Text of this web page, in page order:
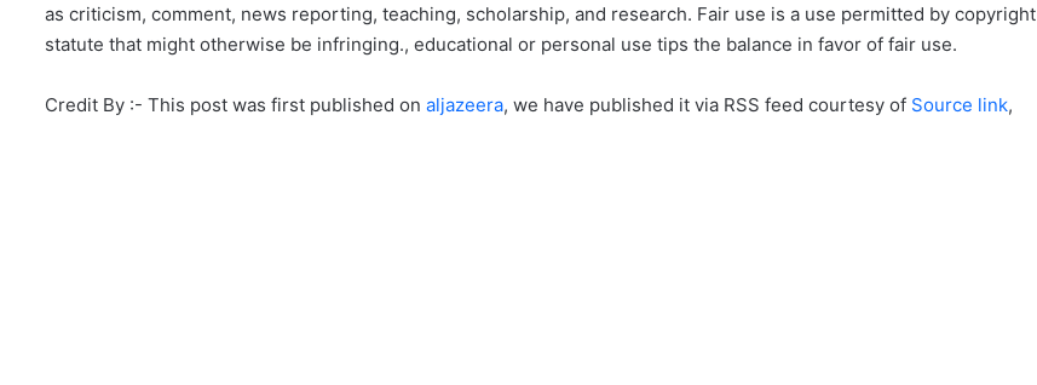
as criticism, comment, news reporting, teaching, scholarship, and research. Fair use is a use permitted by copyright
statute that might otherwise be infringing., educational or personal use tips the balance in favor of fair use.
Credit By :- This post was first published on aljazeera, we have published it via RSS feed courtesy of Source link,